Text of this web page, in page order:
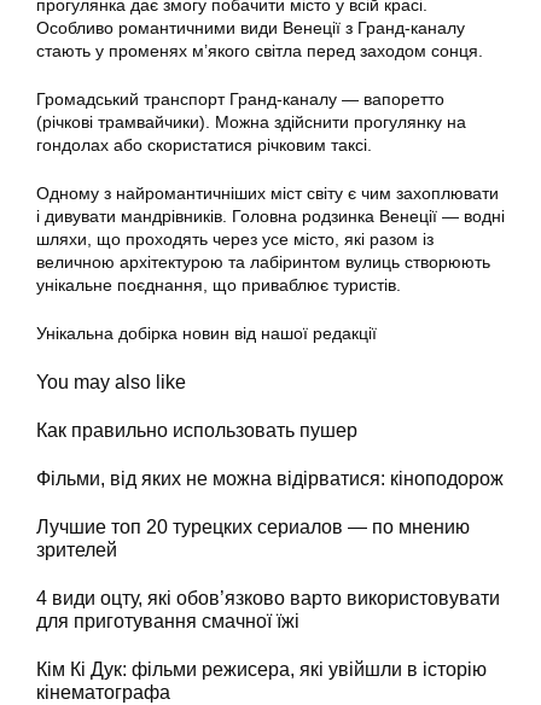
прогулянка дає змогу побачити місто у всій красі.
Особливо романтичними види Венеції з Гранд-каналу
стають у променях м’якого світла перед заходом сонця.
Громадський транспорт Гранд-каналу — вапоретто
(річкові трамвайчики). Можна здійснити прогулянку на
гондолах або скористатися річковим таксі.
Одному з найромантичніших міст світу є чим захоплювати
і дивувати мандрівників. Головна родзинка Венеції — водні
шляхи, що проходять через усе місто, які разом із
величною архітектурою та лабіринтом вулиць створюють
унікальне поєднання, що приваблює туристів.
Унікальна добірка новин від нашої редакції
You may also like
Как правильно использовать пушер
Фільми, від яких не можна відірватися: кіноподорож
Лучшие топ 20 турецких сериалов — по мнению
зрителей
4 види оцту, які обов’язково варто використовувати
для приготування смачної їжі
Кім Кі Дук: фільми режисера, які увійшли в історію
кінематографа